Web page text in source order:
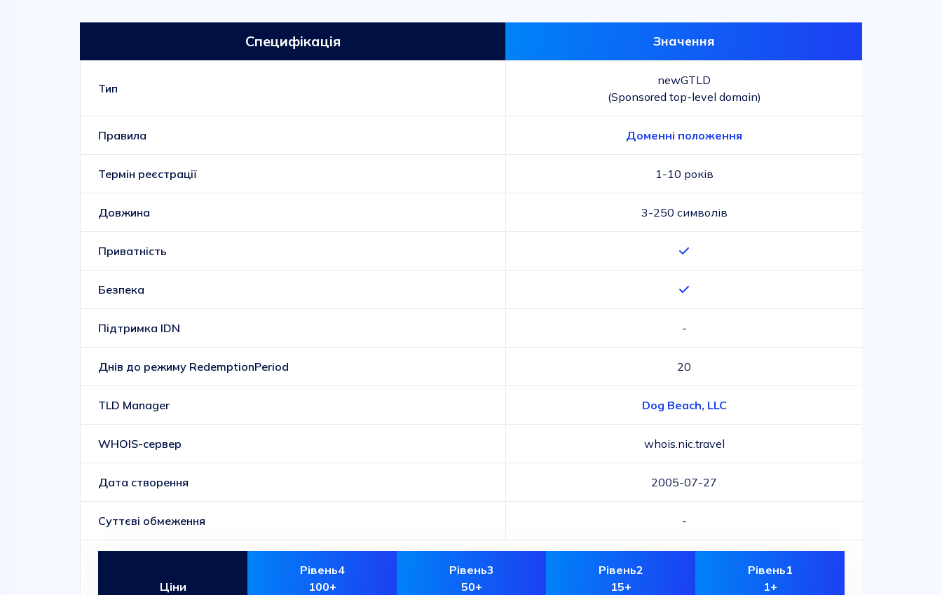
Специфікація Значення
Тип
newGTLD
(Sponsored top-level domain)
Правила Доменні положення
Термін реєстрації 1-10 років
Довжина 3-250 символів
Приватність
Безпека
Підтримка IDN -
Днів до режиму RedemptionPeriod 20
TLD Manager Dog Beach, LLC
WHOIS-сервер whois.nic.travel
Дата створення 2005-07-27
Суттєві обмеження -
Ціни
Рівень4
100+
Рівень3
50+
Рівень2
15+
Рівень1
1+